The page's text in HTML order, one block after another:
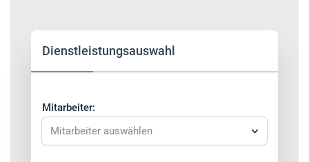
Dienstleistungsauswahl
Mitarbeiter:
Mitarbeiter auswählen